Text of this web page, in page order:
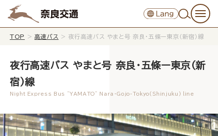
TOP > 高速バス > 夜行高速バス やまと号 奈良・五條ー東京（新宿）線
夜行高速バス やまと号 奈良・五條ー東京（新
宿）線